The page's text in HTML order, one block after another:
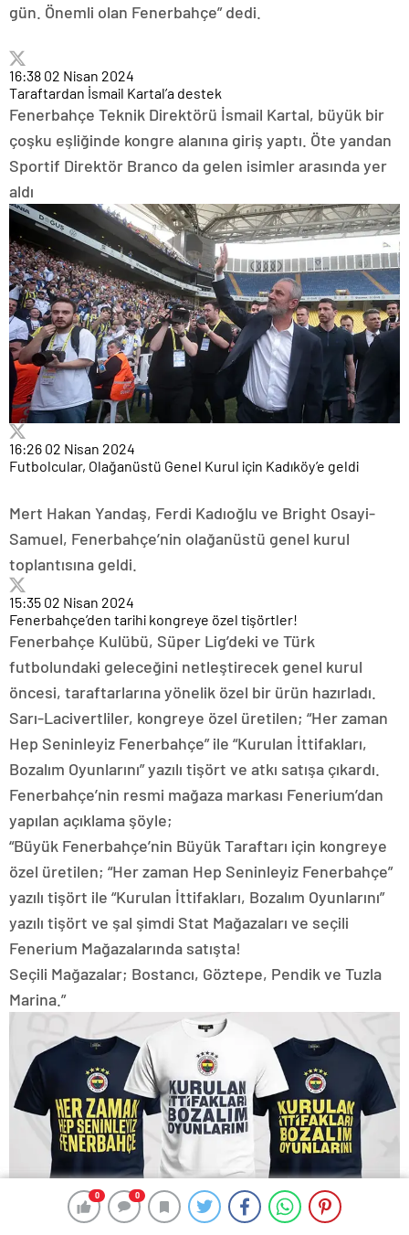
0 0
gün. Önemli olan Fenerbahçe” dedi.
16:38 02 Nisan 2024
Taraftardan İsmail Kartal’a destek
Fenerbahçe Teknik Direktörü İsmail Kartal, büyük bir
çoşku eşliğinde kongre alanına giriş yaptı. Öte yandan
Sportif Direktör Branco da gelen isimler arasında yer
aldı
16:26 02 Nisan 2024
Futbolcular, Olağanüstü Genel Kurul için Kadıköy’e geldi
Mert Hakan Yandaş, Ferdi Kadıoğlu ve Bright Osayi-
Samuel, Fenerbahçe’nin olağanüstü genel kurul
toplantısına geldi.
15:35 02 Nisan 2024
Fenerbahçe’den tarihi kongreye özel tişörtler!
Fenerbahçe Kulübü, Süper Lig’deki ve Türk
futbolundaki geleceğini netleştirecek genel kurul
öncesi, taraftarlarına yönelik özel bir ürün hazırladı.
Sarı-Lacivertliler, kongreye özel üretilen; “Her zaman
Hep Seninleyiz Fenerbahçe” ile “Kurulan İttifakları,
Bozalım Oyunlarını” yazılı tişört ve atkı satışa çıkardı.
Fenerbahçe’nin resmi mağaza markası Fenerium’dan
yapılan açıklama şöyle;
“Büyük Fenerbahçe’nin Büyük Taraftarı için kongreye
özel üretilen; “Her zaman Hep Seninleyiz Fenerbahçe”
yazılı tişört ile “Kurulan İttifakları, Bozalım Oyunlarını”
yazılı tişört ve şal şimdi Stat Mağazaları ve seçili
Fenerium Mağazalarında satışta!
Seçili Mağazalar; Bostancı, Göztepe, Pendik ve Tuzla
Marina.”
0 0